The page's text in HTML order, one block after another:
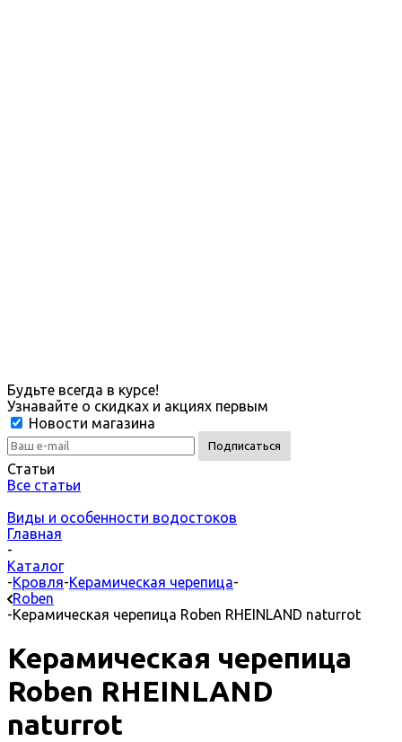
Будьте всегда в курсе!
Узнавайте о скидках и акциях первым
Новости магазина
Статьи
Все статьи
Виды и особенности водостоков
Главная
-
Каталог
-Кровля-Керамическая черепица-
Roben
-Керамическая черепица Roben RHEINLAND naturrot
Керамическая черепица
Roben RHEINLAND
naturrot